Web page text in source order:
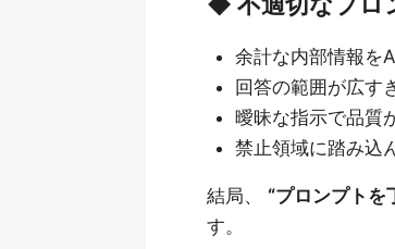
余計な内部情報を
回答の範囲が広す
曖昧な指示で品質
禁止領域に踏み込
結局、 “プロンプト
す。